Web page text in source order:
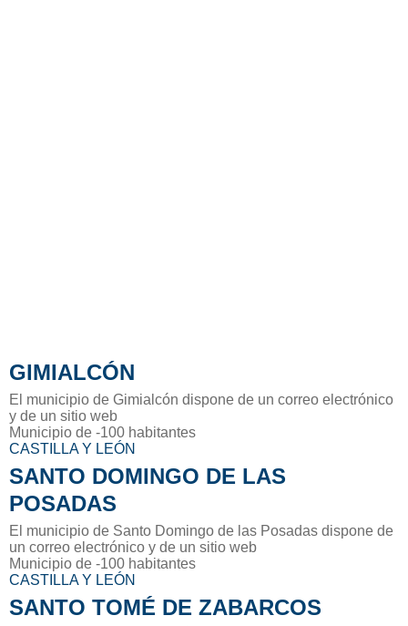
GIMIALCÓN
El municipio de Gimialcón dispone de un correo electrónico
y de un sitio web
Municipio de -100 habitantes
CASTILLA Y LEÓN
SANTO DOMINGO DE LAS
POSADAS
El municipio de Santo Domingo de las Posadas dispone de
un correo electrónico y de un sitio web
Municipio de -100 habitantes
CASTILLA Y LEÓN
SANTO TOMÉ DE ZABARCOS